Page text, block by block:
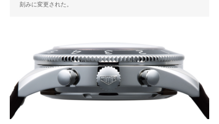
刻みに変更された。